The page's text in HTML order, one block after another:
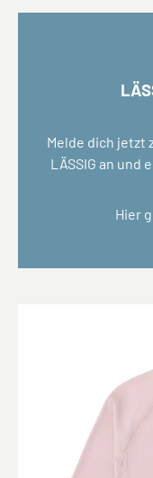
Melde dich jetzt
LÄSSIG an und
Hier